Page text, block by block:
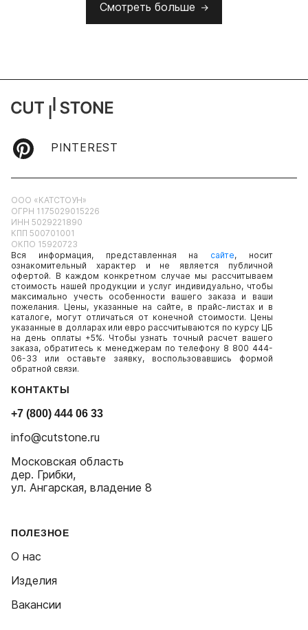
Смотреть больше
PINTEREST
ООО «КАТСТОУН»
ОГРН 1175029015226
ИНН 5029221890
КПП 500701001
ОКПО 15920723
Вся информация, представленная на сайте, носит
ознакомительный характер и не является публичной
офертой. В каждом конкретном случае мы рассчитываем
стоимость нашей продукции и услуг индивидуально, чтобы
максимально учесть особенности вашего заказа и ваши
пожелания. Цены, указанные на сайте, в прайс-листах и в
каталоге, могут отличаться от конечной стоимости. Цены
указанные в долларах или евро рассчитываются по курсу ЦБ
на день оплаты +5%. Чтобы узнать точный расчет вашего
заказа, обратитесь к менеджерам по телефону 8 800 444-
06-33 или оставьте заявку, воспользовавшись формой
обратной связи.
КОНТАКТЫ
+7 (800) 444 06 33
info@cutstone.ru
Московская область
дер. Грибки,
ул. Ангарская, владение 8
ПОЛЕЗНОЕ
О нас
Изделия
Вакансии